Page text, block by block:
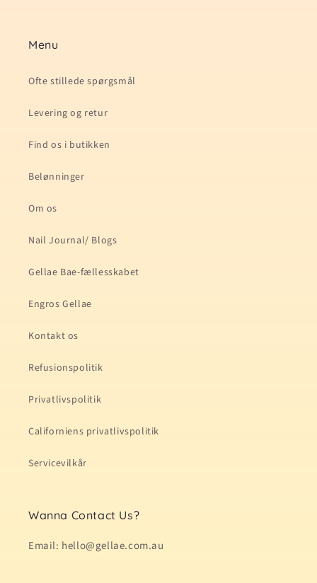
Menu
Ofte stillede spørgsmål
Levering og retur
Find os i butikken
Belønninger
Om os
Nail Journal/ Blogs
Gellae Bae-fællesskabet
Engros Gellae
Kontakt os
Refusionspolitik
Privatlivspolitik
Californiens privatlivspolitik
Servicevilkår
Wanna Contact Us?
Email: hello@gellae.com.au